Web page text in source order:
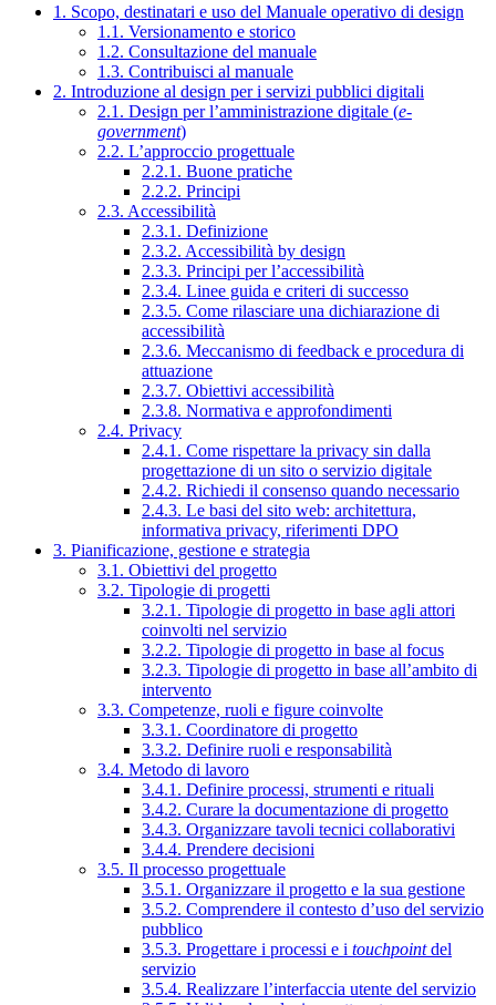
1. Scopo, destinatari e uso del Manuale operativo di design
1.1. Versionamento e storico
1.2. Consultazione del manuale
1.3. Contribuisci al manuale
2. Introduzione al design per i servizi pubblici digitali
2.1. Design per l’amministrazione digitale (e-
government)
2.2. L’approccio progettuale
2.2.1. Buone pratiche
2.2.2. Principi
2.3. Accessibilità
2.3.1. Definizione
2.3.2. Accessibilità by design
2.3.3. Principi per l’accessibilità
2.3.4. Linee guida e criteri di successo
2.3.5. Come rilasciare una dichiarazione di
accessibilità
2.3.6. Meccanismo di feedback e procedura di
attuazione
2.3.7. Obiettivi accessibilità
2.3.8. Normativa e approfondimenti
2.4. Privacy
2.4.1. Come rispettare la privacy sin dalla
progettazione di un sito o servizio digitale
2.4.2. Richiedi il consenso quando necessario
2.4.3. Le basi del sito web: architettura,
informativa privacy, riferimenti DPO
3. Pianificazione, gestione e strategia
3.1. Obiettivi del progetto
3.2. Tipologie di progetti
3.2.1. Tipologie di progetto in base agli attori
coinvolti nel servizio
3.2.2. Tipologie di progetto in base al focus
3.2.3. Tipologie di progetto in base all’ambito di
intervento
3.3. Competenze, ruoli e figure coinvolte
3.3.1. Coordinatore di progetto
3.3.2. Definire ruoli e responsabilità
3.4. Metodo di lavoro
3.4.1. Definire processi, strumenti e rituali
3.4.2. Curare la documentazione di progetto
3.4.3. Organizzare tavoli tecnici collaborativi
3.4.4. Prendere decisioni
3.5. Il processo progettuale
3.5.1. Organizzare il progetto e la sua gestione
3.5.2. Comprendere il contesto d’uso del servizio
pubblico
3.5.3. Progettare i processi e i touchpointdel
servizio
3.5.4. Realizzare l’interfaccia utente del servizio